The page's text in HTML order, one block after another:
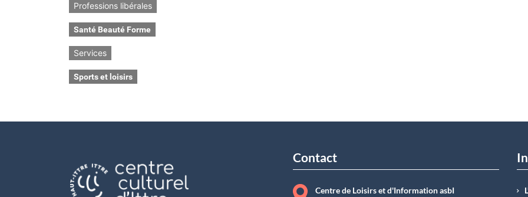
Professions libérales
Santé Beauté Forme
Services
Sports et loisirs
Contact
Centre de Loisirs et d'Information asbI